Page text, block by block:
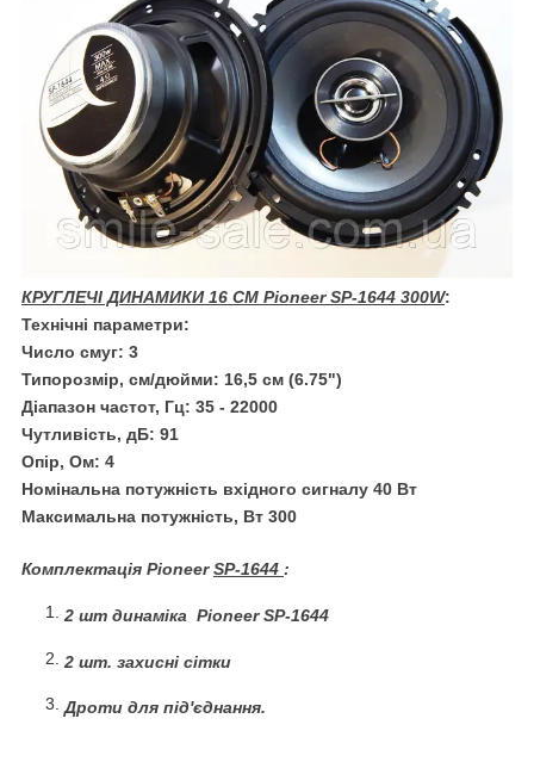
КРУГЛЕЧІ ДИНАМИКИ 16 СМ Pioneer SP-1644 300W:
Технічні параметри:
Число смуг: 3
Типорозмір, см/дюйми: 16,5 см (6.75")
Діапазон частот, Гц: 35 - 22000
Чутливість, дБ: 91
Опір, Ом: 4
Номінальна потужність вхідного сигналу 40 Вт
Максимальна потужність, Вт 300
Комплектація PioneerSP-1644 :
2 шт динаміка PioneerSP-1644
2 шт. захисні сітки
Дроти для під'єднання.